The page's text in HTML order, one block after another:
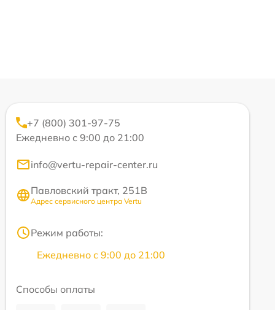
+7 (800) 301-97-75
Ежедневно с 9:00 до 21:00
info@vertu-repair-center.ru
Павловский тракт, 251В
Адрес сервисного центра Vertu
Режим работы:
Ежедневно с 9:00 до 21:00
Способы оплаты